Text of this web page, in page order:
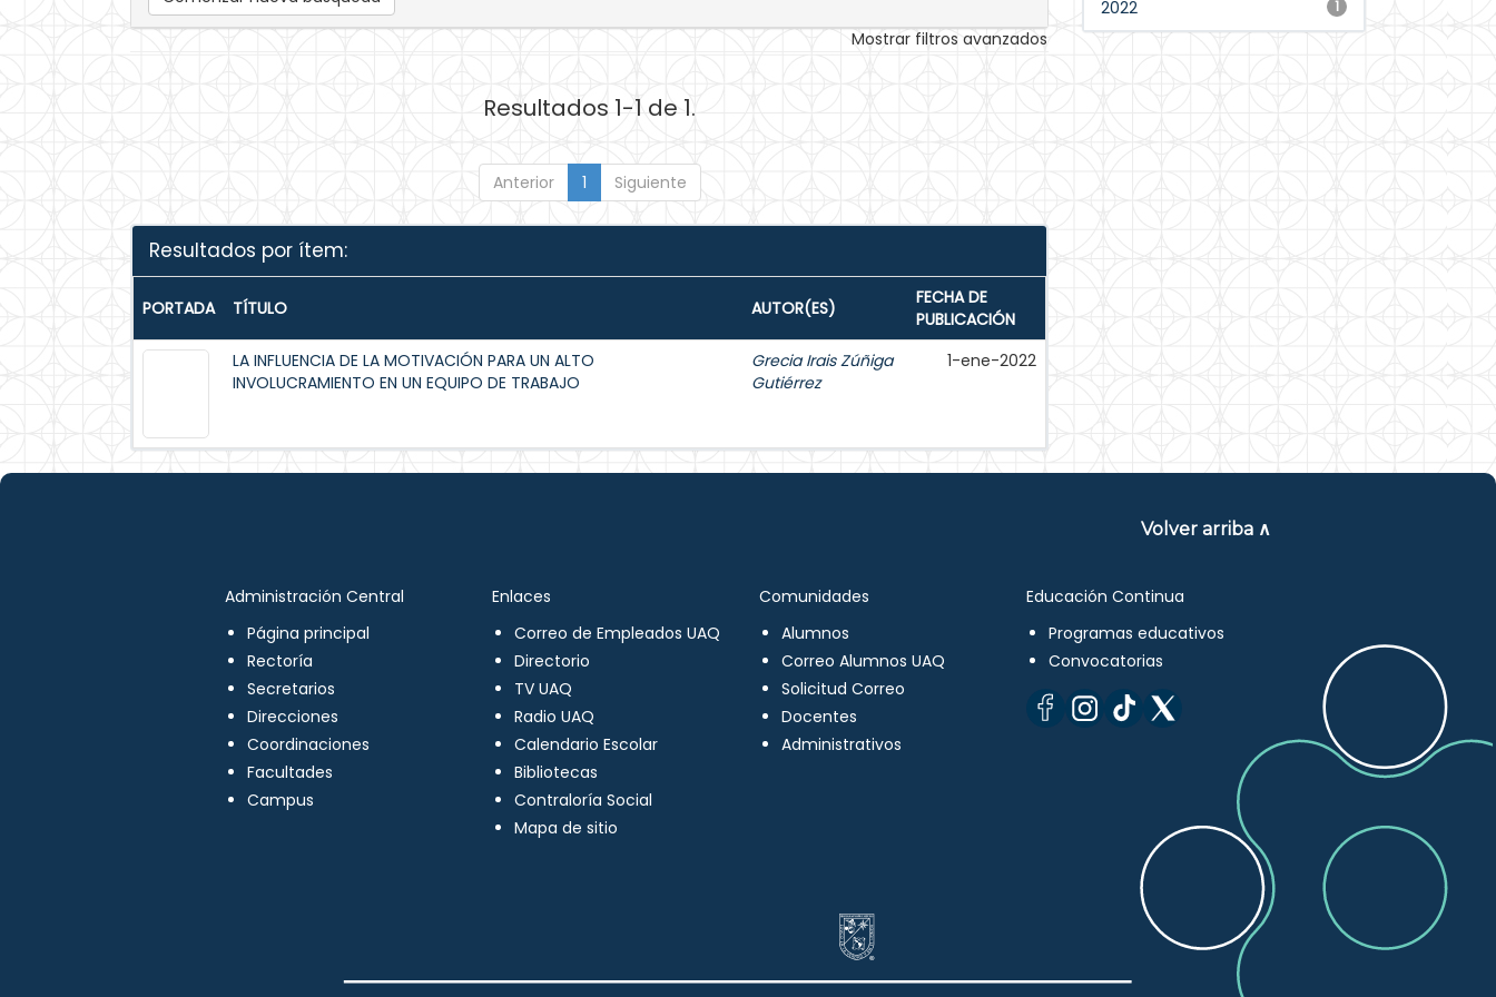
Mostrar filtros avanzados
Resultados 1-1 de 1.
Anterior 1 Siguiente
Resultados por ítem:
PORTADA TÍTULO AUTOR(ES)
FECHA DE
PUBLICACIÓN
LA INFLUENCIA DE LA MOTIVACIÓN PARA UN ALTO
INVOLUCRAMIENTO EN UN EQUIPO DE TRABAJO
Grecia Irais Zúñiga
Gutiérrez
1-ene-2022
1
2022
Volver arriba ∧
Administración Central
Página principal
Rectoría
Secretarios
Direcciones
Coordinaciones
Facultades
Campus
Enlaces
Correo de Empleados UAQ
Directorio
TV UAQ
Radio UAQ
Calendario Escolar
Bibliotecas
Contraloría Social
Mapa de sitio
Comunidades
Alumnos
Correo Alumnos UAQ
Solicitud Correo
Docentes
Administrativos
Educación Continua
Programas educativos
Convocatorias